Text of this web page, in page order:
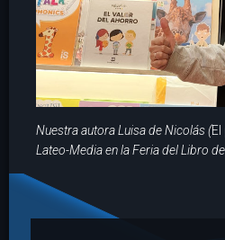
Nuestra autora Luisa de Nicolás (El
Lateo-Media en la Feria del Libro